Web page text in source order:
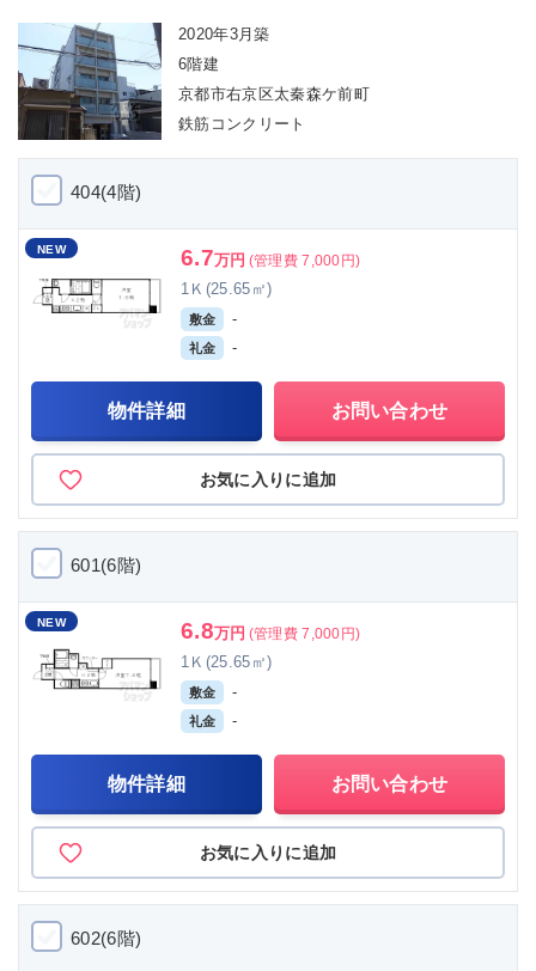
2020年3月築
6階建
京都市右京区太秦森ケ前町
鉄筋コンクリート
404(4階)
NEW 6.7万円 (管理費 7,000円)
1Ｋ(25.65㎡)
敷金 -
礼金 -
物件詳細 お問い合わせ
お気に入りに追加
601(6階)
NEW 6.8万円 (管理費 7,000円)
1Ｋ(25.65㎡)
敷金 -
礼金 -
物件詳細 お問い合わせ
お気に入りに追加
602(6階)